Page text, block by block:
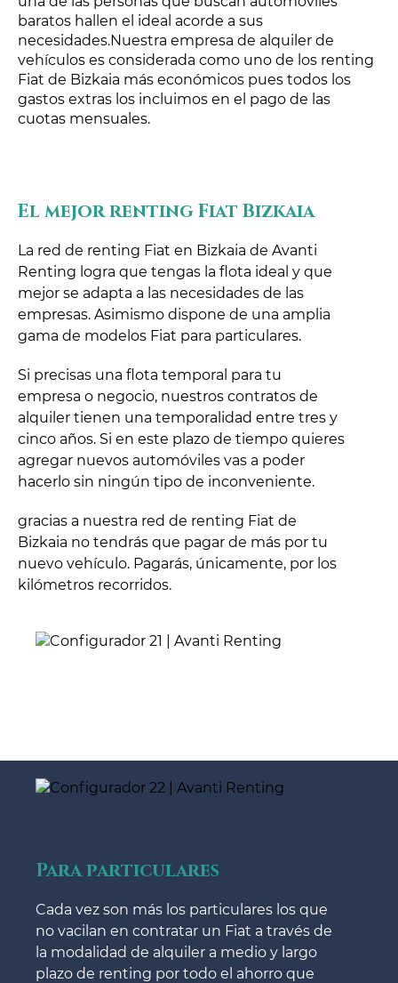
baratos hallen el ideal acorde a sus
necesidades.Nuestra empresa de alquiler de
vehículos es considerada como uno de los renting
Fiat de Bizkaia más económicos pues todos los
gastos extras los incluimos en el pago de las
cuotas mensuales.
El mejor renting Fiat Bizkaia
La red de renting Fiat en Bizkaia de Avanti
Renting logra que tengas la flota ideal y que
mejor se adapta a las necesidades de las
empresas. Asimismo dispone de una amplia
gama de modelos Fiat para particulares.
Si precisas una flota temporal para tu
empresa o negocio, nuestros contratos de
alquiler tienen una temporalidad entre tres y
cinco años. Si en este plazo de tiempo quieres
agregar nuevos automóviles vas a poder
hacerlo sin ningún tipo de inconveniente.
gracias a nuestra red de renting Fiat de
Bizkaia no tendrás que pagar de más por tu
nuevo vehículo. Pagarás, únicamente, por los
kilómetros recorridos.
Para particulares
Cada vez son más los particulares los que
no vacilan en contratar un Fiat a través de
la modalidad de alquiler a medio y largo
plazo de renting por todo el ahorro que